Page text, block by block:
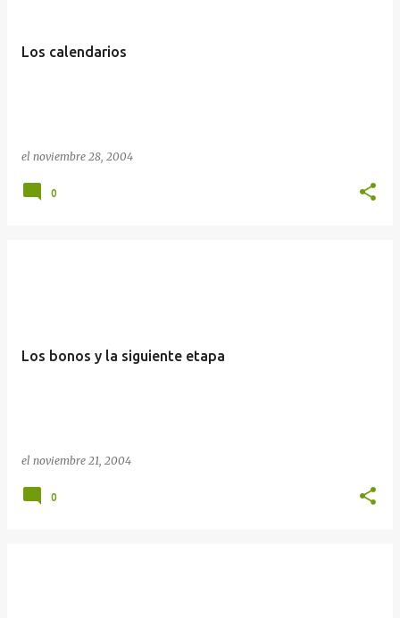
Los calendarios
el noviembre 28, 2004
0
Los bonos y la siguiente etapa
el noviembre 21, 2004
0